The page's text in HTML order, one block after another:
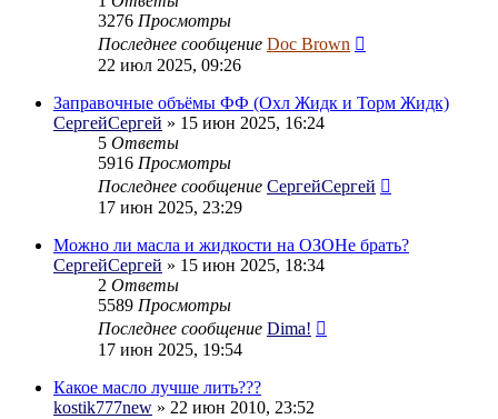
3276 Просмотры
Последнее сообщение Doc Brown
22 июл 2025, 09:26
Заправочные объёмы ФФ (Охл Жидк и Торм Жидк)
СергейСергей » 15 июн 2025, 16:24
5 Ответы
5916 Просмотры
Последнее сообщение СергейСергей
17 июн 2025, 23:29
Можно ли масла и жидкости на ОЗОНе брать?
СергейСергей » 15 июн 2025, 18:34
2 Ответы
5589 Просмотры
Последнее сообщение Dima!
17 июн 2025, 19:54
Какое масло лучше лить???
kostik777new » 22 июн 2010, 23:52